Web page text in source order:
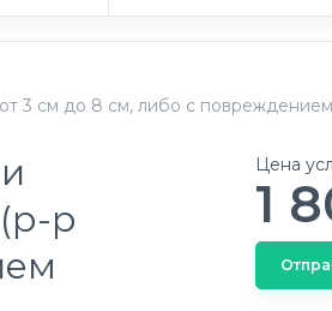
3 см до 8 см, либо с
р
Цена
1